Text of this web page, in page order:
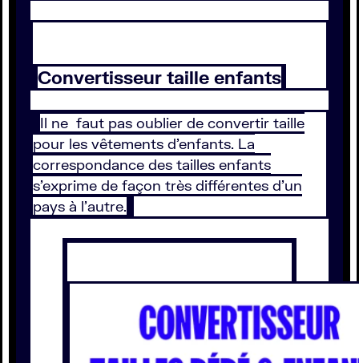
Convertisseur taille enfants
Il ne faut pas oublier de convertir taille
pour les vêtements d’enfants. La
correspondance des tailles enfants
s’exprime de façon très différentes d’un
pays à l’autre.